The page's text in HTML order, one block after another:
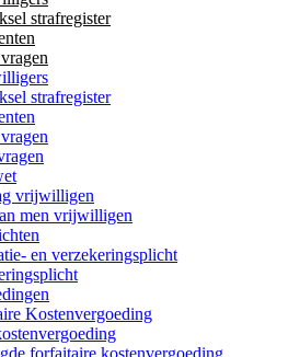
strafregister
strafregister
vrijwilligen
men vrijwilligen
en verzekeringsplicht
Kostenvergoeding
forfaitaire kostenvergoeding